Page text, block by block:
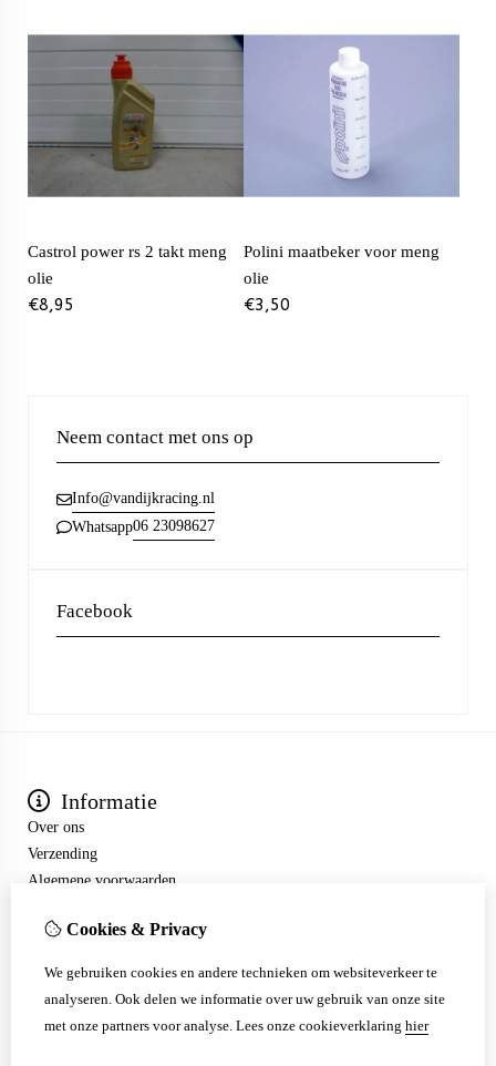
Castrol power rs 2 takt meng
olie
€8,95
Polini maatbeker voor meng
olie
€3,50
Neem contact met ons op
Info@vandijkracing.nl
Whatsapp06 23098627
Facebook
Informatie
Over ons
Verzending
Algemene voorwaarden
Aanbiedingen
Klantenservice
Cookies & Privacy
We gebruiken cookies en andere technieken om websiteverkeer te
analyseren. Ook delen we informatie over uw gebruik van onze site
met onze partners voor analyse. Lees onze cookieverklaring hier